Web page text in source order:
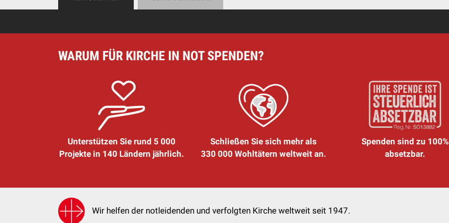
WARUM FÜR KIRCHE IN NOT SPENDEN?
Unterstützen Sie rund 5 000
Projekte in 140 Ländern jährlich.
Schließen Sie sich mehr als
330 000 Wohltätern weltweit an.
Spenden sind zu 100%
absetzbar.
Wir helfen der notleidenden und verfolgten Kirche weltweit seit 1947.